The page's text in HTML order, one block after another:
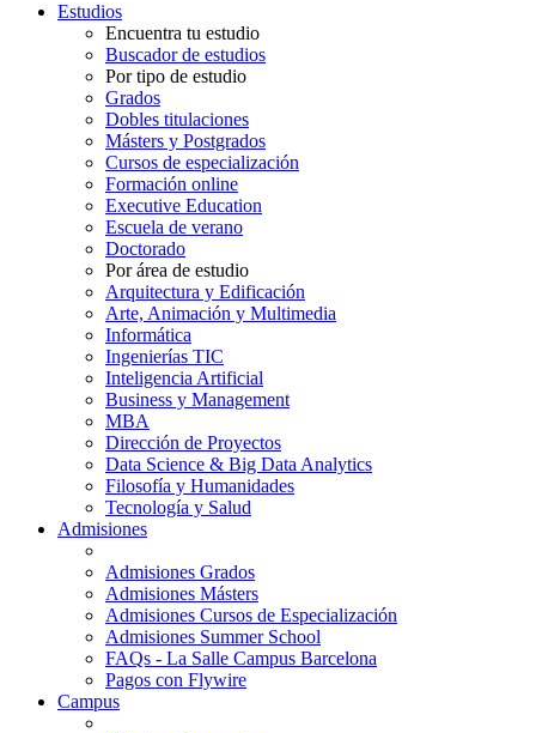
Estudios
Encuentra tu estudio
Buscador de estudios
Por tipo de estudio
Grados
Dobles titulaciones
Másters y Postgrados
Cursos de especialización
Formación online
Executive Education
Escuela de verano
Doctorado
Por área de estudio
Arquitectura y Edificación
Arte, Animación y Multimedia
Informática
Ingenierías TIC
Inteligencia Artificial
Business y Management
MBA
Dirección de Proyectos
Data Science & Big Data Analytics
Filosofía y Humanidades
Tecnología y Salud
Admisiones
Admisiones Grados
Admisiones Másters
Admisiones Cursos de Especialización
Admisiones Summer School
FAQs - La Salle Campus Barcelona
Pagos con Flywire
Campus